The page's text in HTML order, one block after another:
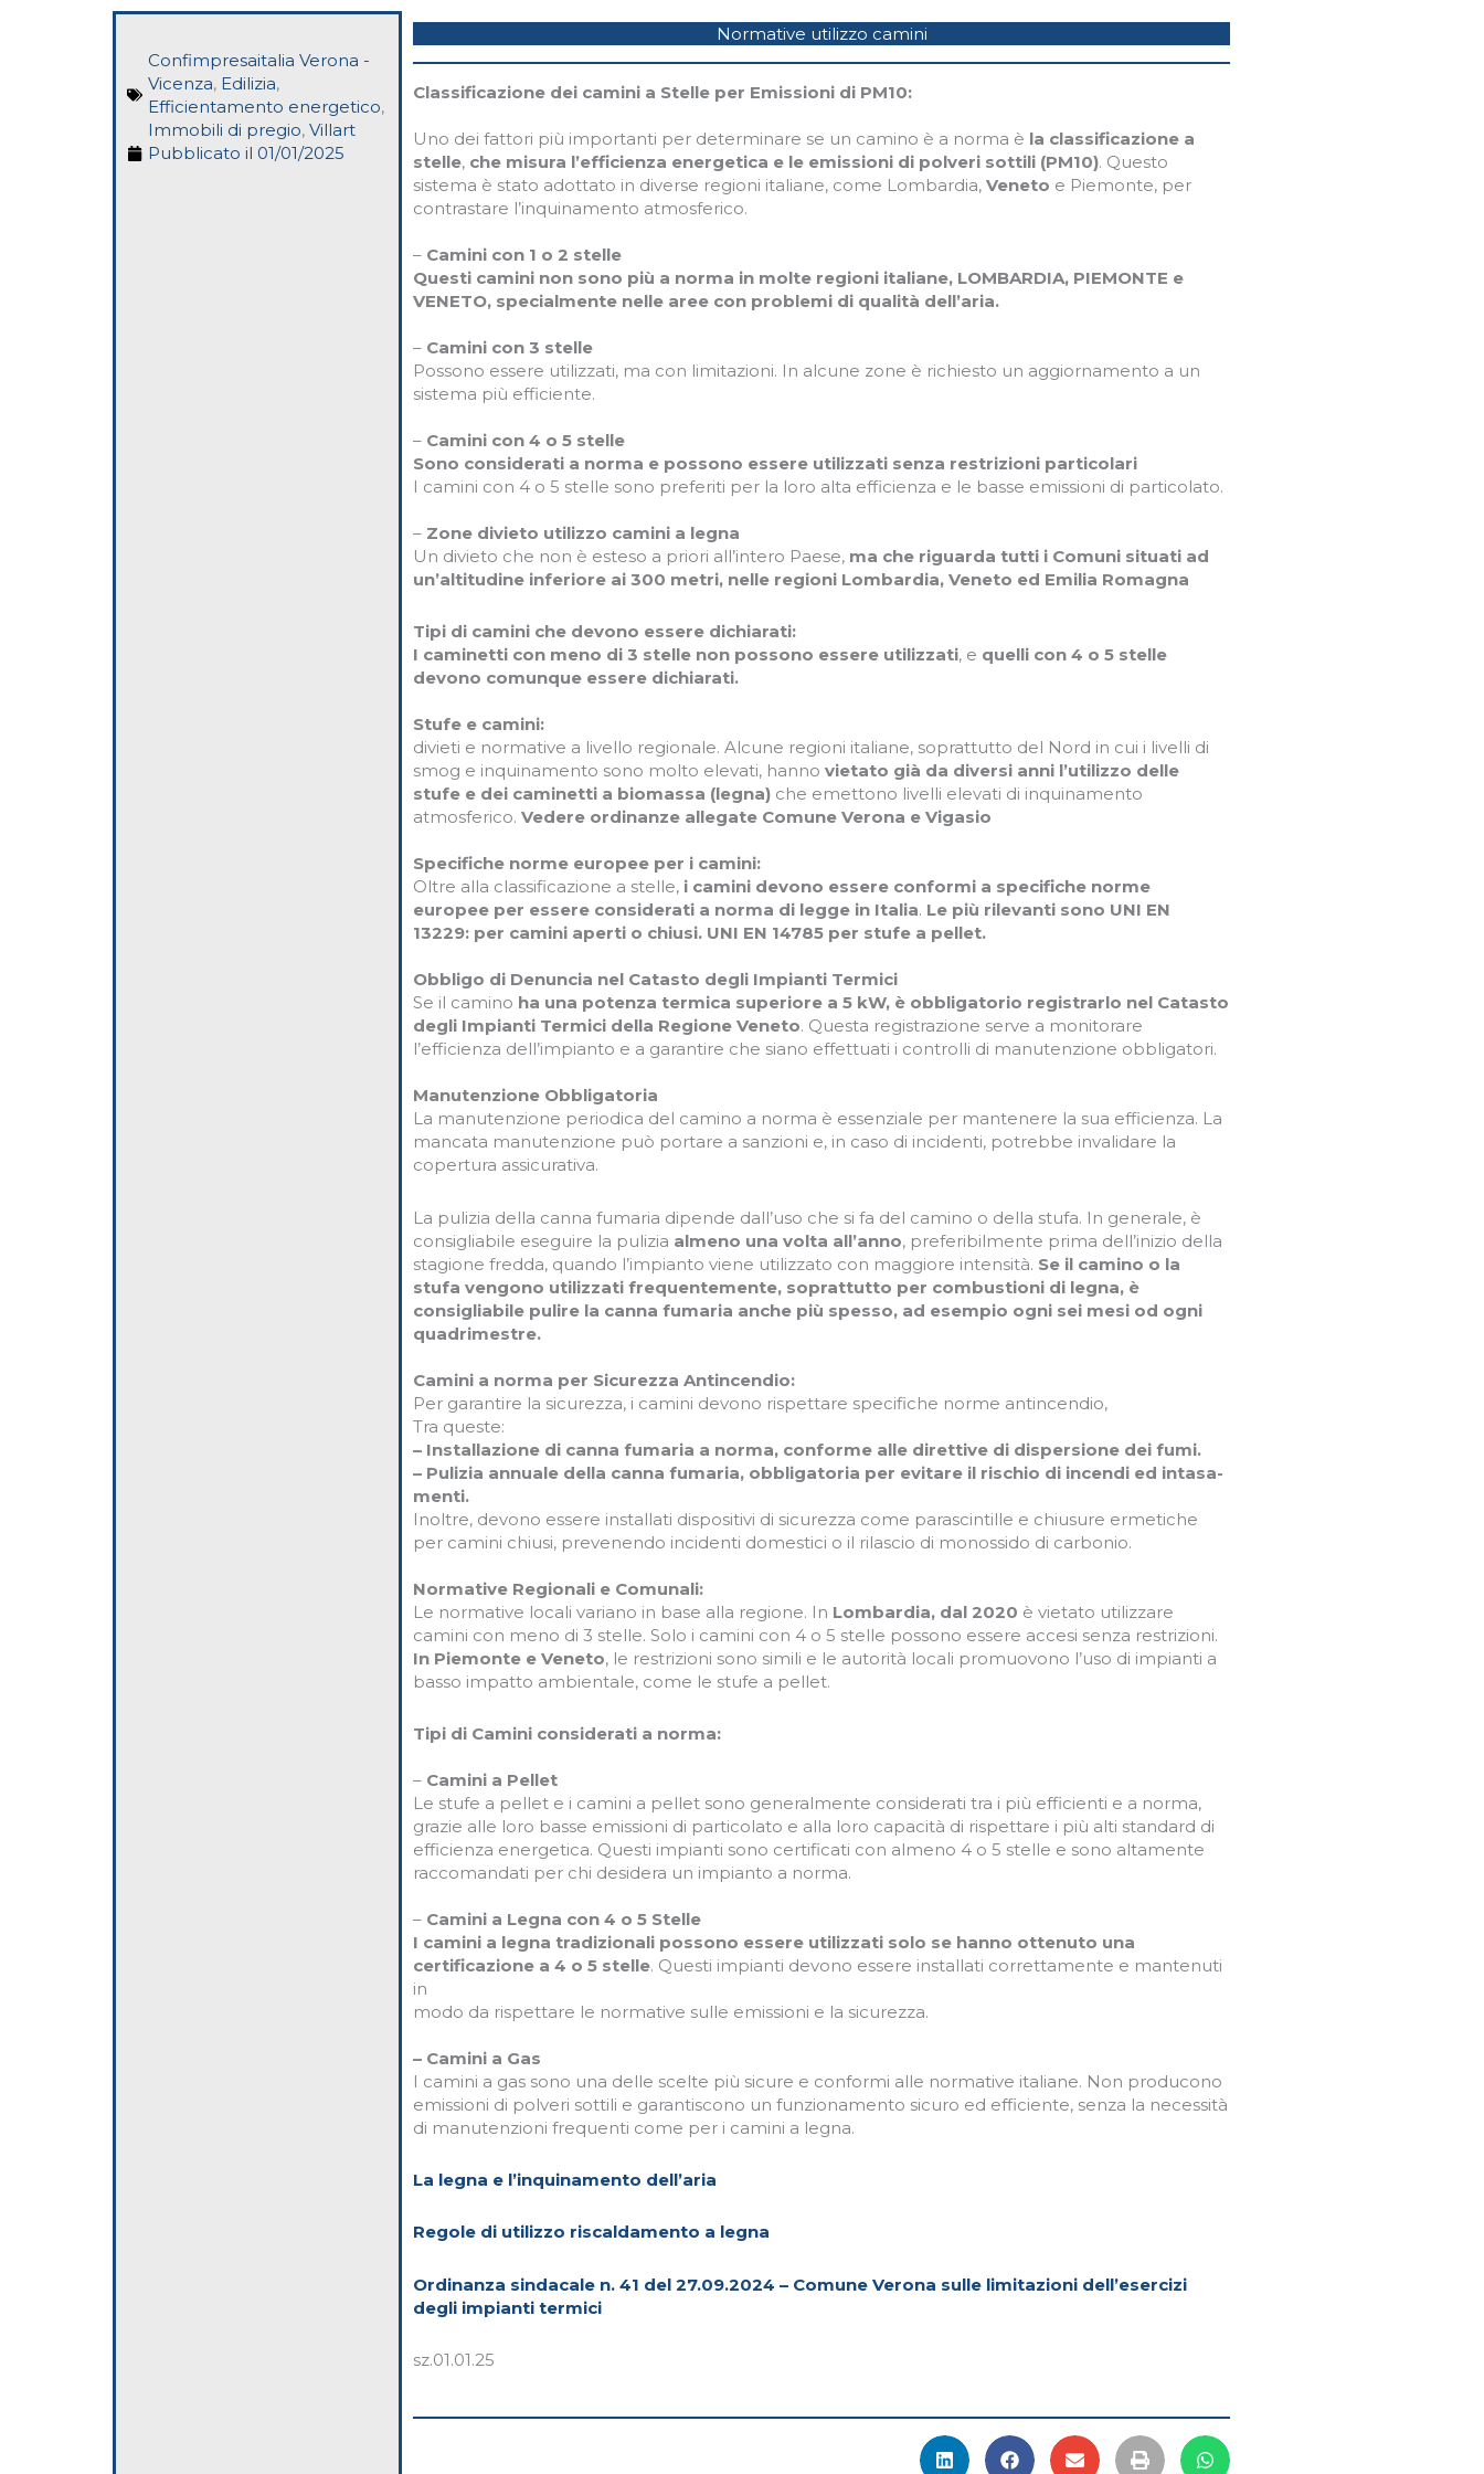
Confimpresaitalia Verona -
Vicenza, Edilizia,
Efficientamento energetico,
Immobili di pregio, Villart
Pubblicato il 01/01/2025
Normative utilizzo camini
Classificazione dei camini a Stelle per Emissioni di PM10:
Uno dei fattori più importanti per determinare se un camino è a norma è la classificazione a
stelle, che misura l’efficienza energetica e le emissioni di polveri sottili (PM10). Questo
sistema è stato adottato in diverse regioni italiane, come Lombardia,Veneto e Piemonte, per
contrastare l’inquinamento atmosferico.
– Camini con 1 o 2 stelle
Questi camini non sono più a norma in molte regioni italiane, LOMBARDIA, PIEMONTE e
VENETO, specialmente nelle aree con problemi di qualità dell’aria.
– Camini con 3 stelle
Possono essere utilizzati, ma con limitazioni. In alcune zone è richiesto un aggiornamento a un
sistema più efficiente.
– Camini con 4 o 5 stelle
Sono considerati a norma e possono essere utilizzati senza restrizioni particolari
I camini con 4 o 5 stelle sono preferiti per la loro alta efficienza e le basse emissioni di particolato.
– Zone divieto utilizzo camini a legna
Un divieto che non è esteso a priori all’intero Paese, ma che riguarda tutti i Comuni situati ad
un’altitudine inferiore ai 300 metri, nelle regioni Lombardia, Veneto ed Emilia Romagna
Tipi di camini che devono essere dichiarati:
I caminetti con meno di 3 stelle non possono essere utilizzati, e quelli con 4 o 5 stelle
devono comunque essere dichiarati.
Stufe e camini:
divieti e normative a livello regionale. Alcune regioni italiane, soprattutto del Nord in cui i livelli di
smog e inquinamento sono molto elevati, hannovietato già da diversi anni l’utilizzo delle
stufe e dei caminetti a biomassa (legna) che emettono livelli elevati di inquinamento
atmosferico.Vedere ordinanze allegate Comune Verona e Vigasio
Specifiche norme europee per i camini:
Oltre alla classificazione a stelle, i camini devono essere conformi a specifiche norme
europee per essere considerati a norma di legge in Italia. Le più rilevanti sono UNI EN
13229: per camini aperti o chiusi. UNI EN 14785 per stufe a pellet.
Obbligo di Denuncia nel Catasto degli Impianti Termici
Se il camino ha una potenza termica superiore a 5 kW, è obbligatorio registrarlo nel Catasto
degli Impianti Termici della Regione Veneto. Questa registrazione serve a monitorare
l’efficienza dell’impianto e a garantire che siano effettuati i controlli di manutenzione obbligatori.
Manutenzione Obbligatoria
La manutenzione periodica del camino a norma è essenziale per mantenere la sua efficienza. La
mancata manutenzione può portare a sanzioni e, in caso di incidenti, potrebbe invalidare la
copertura assicurativa.
La pulizia della canna fumaria dipende dall’uso che si fa del camino o della stufa. In generale, è
consigliabile eseguire la pulizia almeno una volta all’anno, preferibilmente prima dell’inizio della
stagione fredda, quando l’impianto viene utilizzato con maggiore intensità. Se il camino o la
stufa vengono utilizzati frequentemente, soprattutto per combustioni di legna, è
consigliabile pulire la canna fumaria anche più spesso, ad esempio ogni sei mesi od ogni
quadrimestre.
Camini a norma per Sicurezza Antincendio:
Per garantire la sicurezza, i camini devono rispettare specifiche norme antincendio,
Tra queste:
– Installazione di canna fumaria a norma, conforme alle direttive di dispersione dei fumi.
– Pulizia annuale della canna fumaria, obbligatoria per evitare il rischio di incendi ed intasa-
menti.
Inoltre, devono essere installati dispositivi di sicurezza come parascintille e chiusure ermetiche
per camini chiusi, prevenendo incidenti domestici o il rilascio di monossido di carbonio.
Normative Regionali e Comunali:
Le normative locali variano in base alla regione. In Lombardia, dal 2020 è vietato utilizzare
camini con meno di 3 stelle. Solo i camini con 4 o 5 stelle possono essere accesi senza restrizioni.
In Piemonte e Veneto, le restrizioni sono simili e le autorità locali promuovono l’uso di impianti a
basso impatto ambientale, come le stufe a pellet.
Tipi di Camini considerati a norma:
– Camini a Pellet
Le stufe a pellet e i camini a pellet sono generalmente considerati tra i più efficienti e a norma,
grazie alle loro basse emissioni di particolato e alla loro capacità di rispettare i più alti standard di
efficienza energetica. Questi impianti sono certificati con almeno 4 o 5 stelle e sono altamente
raccomandati per chi desidera un impianto a norma.
– Camini a Legna con 4 o 5 Stelle
I camini a legna tradizionali possono essere utilizzati solo se hanno ottenuto una
certificazione a 4 o 5 stelle. Questi impianti devono essere installati correttamente e mantenuti
in
modo da rispettare le normative sulle emissioni e la sicurezza.
– Camini a Gas
I camini a gas sono una delle scelte più sicure e conformi alle normative italiane. Non producono
emissioni di polveri sottili e garantiscono un funzionamento sicuro ed efficiente, senza la necessità
di manutenzioni frequenti come per i camini a legna.
La legna e l’inquinamento dell’aria
Regole di utilizzo riscaldamento a legna
Ordinanza sindacale n. 41 del 27.09.2024 – Comune Verona sulle limitazioni dell’esercizi
degli impianti termici
sz.01.01.25